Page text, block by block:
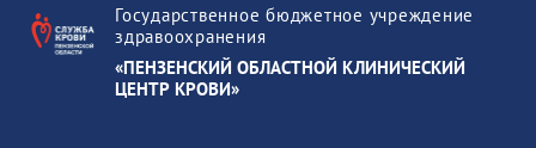
Государственное бюджетное учреждение
здравоохранения
«ПЕНЗЕНСКИЙ ОБЛАСТНОЙ КЛИНИЧЕСКИЙ
ЦЕНТР КРОВИ»